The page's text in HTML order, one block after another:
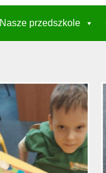
Nasze przedszkole